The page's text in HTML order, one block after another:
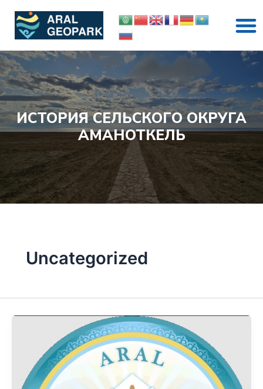
содержимому
ИСТОРИЯ СЕЛЬСКОГО ОКРУГА
АМАНОТКЕЛЬ
Uncategorized